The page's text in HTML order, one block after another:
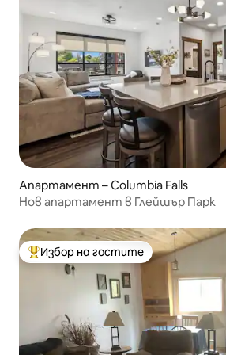
Апартамент – Columbia Falls
Нов апартамент в Глейшър Парк
Най-популярен избор на гостите
Избор на гостите